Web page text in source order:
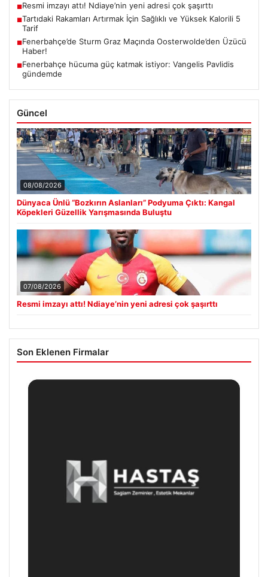
■Resmi imzayı attı! Ndiaye’nin yeni adresi çok şaşırttı
■Tartıdaki Rakamları Artırmak İçin Sağlıklı ve Yüksek Kalorili 5
Tarif
■Fenerbahçe’de Sturm Graz Maçında Oosterwolde’den Üzücü
Haber!
■Fenerbahçe hücuma güç katmak istiyor: Vangelis Pavlidis
gündemde
Güncel
08/08/2026
Dünyaca Ünlü “Bozkırın Aslanları” Podyuma Çıktı: Kangal
Köpekleri Güzellik Yarışmasında Buluştu
07/08/2026
Resmi imzayı attı! Ndiaye’nin yeni adresi çok şaşırttı
Son Eklenen Firmalar